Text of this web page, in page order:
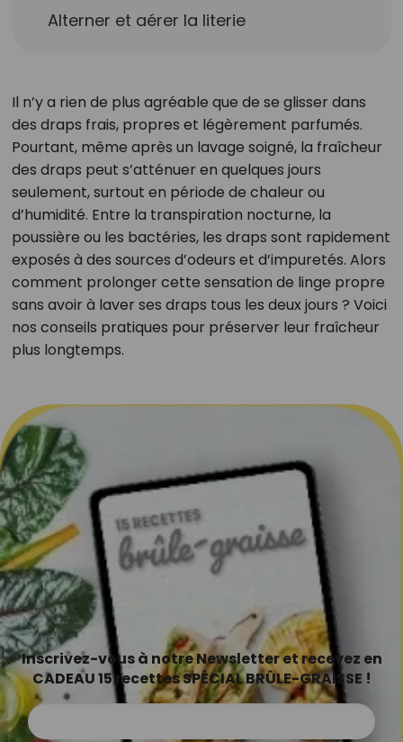
Alterner et aérer la literie
Il n’y a rien de plus agréable que de se glisser dans
des draps frais, propres et légèrement parfumés.
Pourtant, même après un lavage soigné, la fraîcheur
des draps peut s’atténuer en quelques jours
seulement, surtout en période de chaleur ou
d’humidité. Entre la transpiration nocturne, la
poussière ou les bactéries, les draps sont rapidement
exposés à des sources d’odeurs et d’impuretés. Alors
comment prolonger cette sensation de linge propre
sans avoir à laver ses draps tous les deux jours ? Voici
nos conseils pratiques pour préserver leur fraîcheur
plus longtemps.
Inscrivez-vous à notre Newsletter et recevez en
CADEAU 15 recettes SPÉCIAL BRÛLE-GRAISSE !